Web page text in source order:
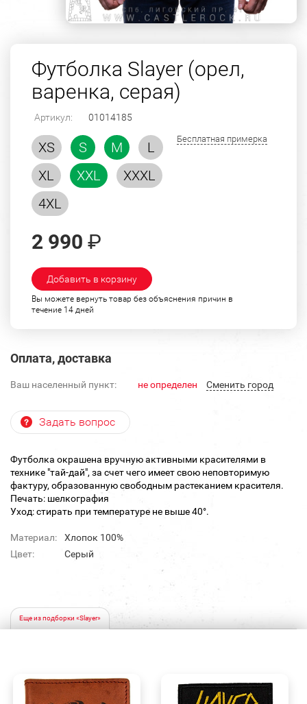
Футболка Slayer (орел,
варенка, серая)
Артикул: 01014185
XS S M
L
XL
XXL
XXXL
4XL
Бесплатная примерка
2 990 ₽
Добавить в корзину
Вы можете вернуть товар без объяснения причин в
течение 14 дней
Оплата, доставка
Ваш населенный пункт: не определен Cменить город
Задать вопрос
Футболка окрашена вручную активными красителями в
технике "тай-дай", за счет чего имеет свою неповторимую
фактуру, образованную свободным растеканием красителя.
Печать: шелкография
Уход: стирать при температуре не выше 40°.
Материал:
Хлопок 100%
Цвет:
Серый
Еще из подборки «Slayer»